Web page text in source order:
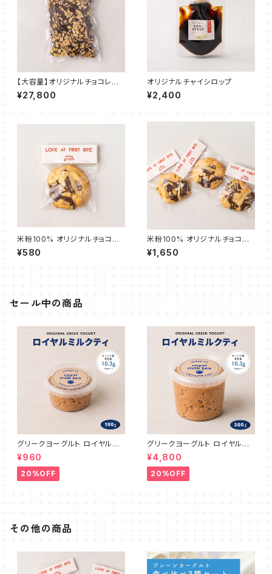
【大容量】オリジナルチョコレー
ト MILKY CHOCOLATE "SAL
T & ALMOND" 1kg
¥27,800
オリジナルチャイシロップ
¥2,400
米粉100% オリジナルチョコチ
ャンククッキー 1枚
¥580
米粉100% オリジナルチョコチ
ャンククッキー 3枚
¥1,650
セール中の商品
グリークヨーグルト ロイヤルミ
ルクティ 100g
¥960
20%OFF
グリークヨーグルト ロイヤルミ
ルクティ 500g
¥4,800
20%OFF
その他の商品